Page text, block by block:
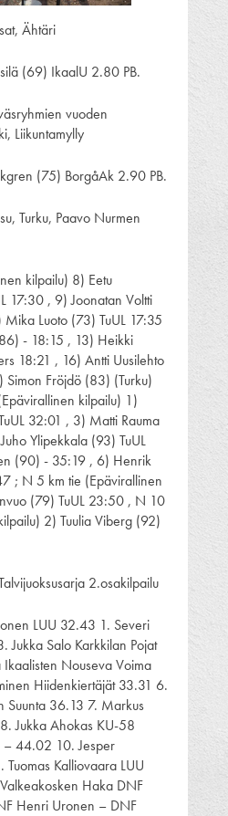
Ähtäri
(69) IkaalU 2.80 PB.
vuoden
Liikuntamylly
(75) BorgåAk 2.90 PB.
Turku, Paavo Nurmen
kilpailu) 8) Eetu
17:30 , 9) Joonatan Voltti
Luoto (73) TuUL 17:35
- 18:15 , 13) Heikki
18:21 , 16) Antti Uusilehto
Fröjdö (83) (Turku)
kilpailu) 1)
32:01 , 3) Matti Rauma
Ylipekkala (93) TuUL
(90) - 35:19 , 6) Henrik
; N 5 km tie (Epävirallinen
(79) TuUL 23:50 , N 10
2) Tuulia Viberg (92)
2.osakilpailu
LUU 32.43 1. Severi
Jukka Salo Karkkilan Pojat
Nouseva Voima
Hiidenkiertäjät 33.31 6.
Suunta 36.13 7. Markus
Jukka Ahokas KU-58
44.02 10. Jesper
Kalliovaara LUU
Haka DNF
Henri Uronen – DNF